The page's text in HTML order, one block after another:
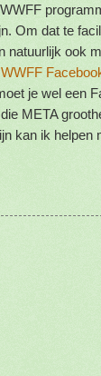
Om dat te
natuurlijk ook
WWFF
je wel een
META
kan ik helpen